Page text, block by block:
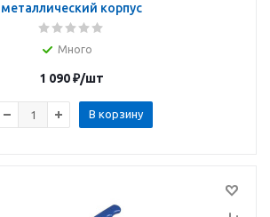
металлический корпус
Много
1 090₽/шт
В корзину